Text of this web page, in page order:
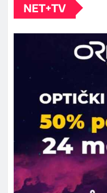
NET+TV